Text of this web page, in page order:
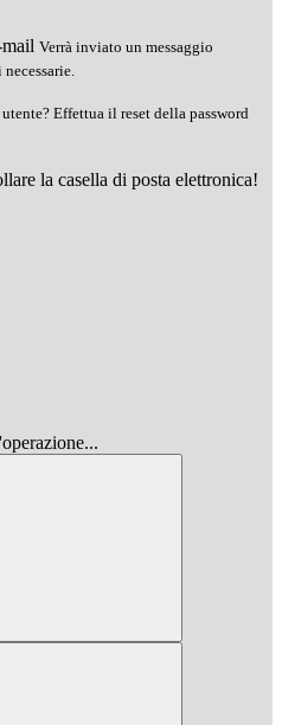
Verrà inviato un messaggio
Effettua il reset della password
la casella di posta elettronica!